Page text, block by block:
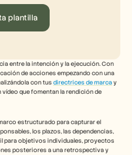
plantilla
entre la intención y la ejecución. Con
de acciones empezando con una
con tus directrices de marca y
que fomentan la rendición de
estructurado para capturar el
los plazos, las dependencias,
para objetivos individuales, proyectos
posteriores a una retrospectiva y